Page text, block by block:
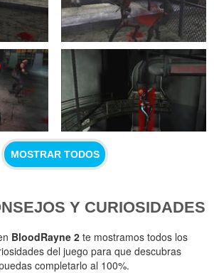
MOSTRAR TODOS
Y CURIOSIDADES
BloodRayne 2 te mostramos todos los
del juego para que descubras
completarlo al 100%.